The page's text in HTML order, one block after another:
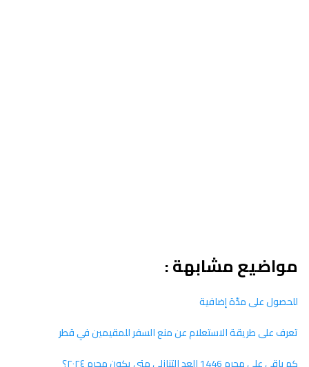
مواضيع مشابهة :
للحصول على مدّة إضافية
تعرف على طريقة الاستعلام عن منع السفر للمقيمين في قطر